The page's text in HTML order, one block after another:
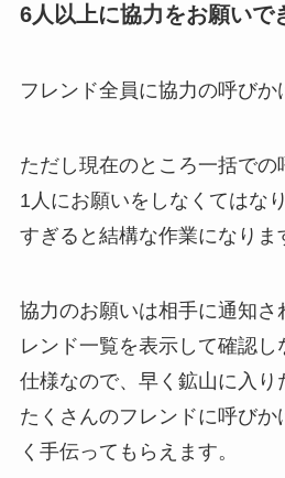
6人以上に協力をお願いで
フレンド全員に協力の呼びか
ただし現在のところ一括での
1人にお願いをしなくてはな
すぎると結構な作業になりま
協力のお願いは相手に通知さ
レンド一覧を表示して確認
仕様なので、早く鉱山に入り
たくさんのフレンドに呼びか
く手伝ってもらえます。